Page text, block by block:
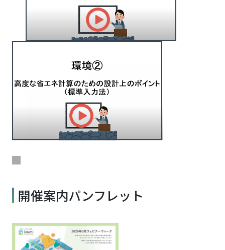
開催案内パンフレット